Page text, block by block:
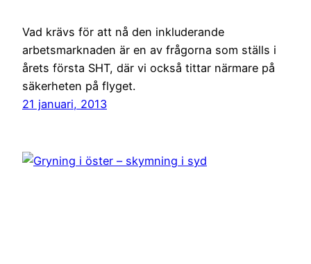
Vad krävs för att nå den inkluderande
arbetsmarknaden är en av frågorna som ställs i
årets första SHT, där vi också tittar närmare på
säkerheten på flyget.
21 januari, 2013